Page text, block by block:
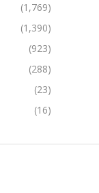
(1,769)
(1,390)
(923)
(288)
(23)
(16)